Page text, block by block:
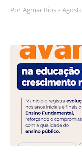
Por Agmar Rios -